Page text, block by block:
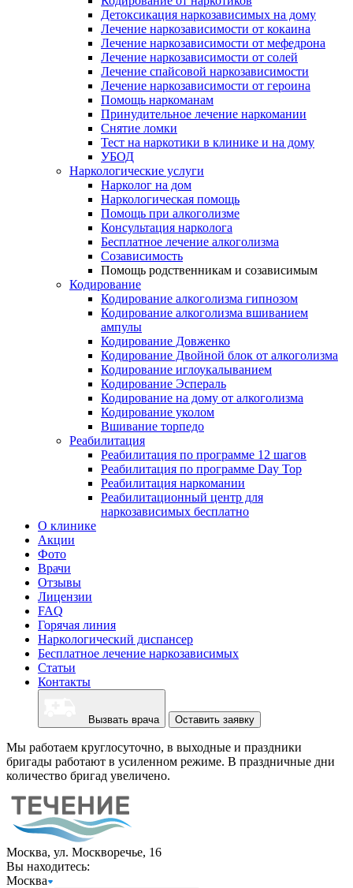
Детоксикация наркозависимых на дому
Лечение наркозависимости от кокаина
Лечение наркозависимости от мефедрона
Лечение наркозависимости от солей
Лечение спайсовой наркозависимости
Лечение наркозависимости от героина
Помощь наркоманам
Принудительное лечение наркомании
Снятие ломки
Тест на наркотики в клинике и на дому
УБОД
Наркологические услуги
Нарколог на дом
Наркологическая помощь
Помощь при алкоголизме
Консультация нарколога
Бесплатное лечение алкоголизма
Созависимость
Помощь родственникам и созависимым
Кодирование
Кодирование алкоголизма гипнозом
Кодирование алкоголизма вшиванием
ампулы
Кодирование Довженко
Кодирование Двойной блок от алкоголизма
Кодирование иглоукалыванием
Кодирование Эспераль
Кодирование на дому от алкоголизма
Кодирование уколом
Вшивание торпедо
Реабилитация
Реабилитация по программе 12 шагов
Реабилитация по программе Day Top
Реабилитация наркомании
Реабилитационный центр для
наркозависимых бесплатно
О клинике
Акции
Фото
Врачи
Отзывы
Лицензии
FAQ
Горячая линия
Наркологический диспансер
Бесплатное лечение наркозависимых
Статьи
Контакты
Вызвать врача Оставить заявку
Мы работаем круглосуточно, в выходные и праздники
бригады работают в усиленном режиме. В праздничные дни
количество бригад увеличено.
Москва, ул. Москворечье, 16
Вы находитесь:
Москва